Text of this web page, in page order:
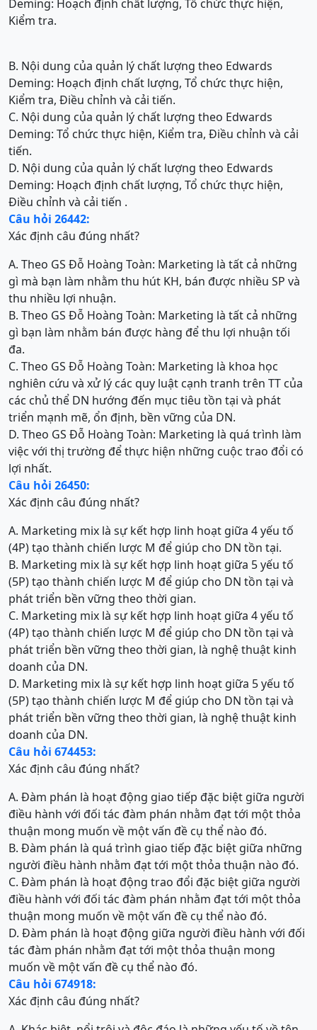
Deming: Hoạch định chất lượng, Tổ chức thực hiện,
Kiểm tra.
B. Nội dung của quản lý chất lượng theo Edwards
Deming: Hoạch định chất lượng, Tổ chức thực hiện,
Kiểm tra, Điều chỉnh và cải tiến.
C. Nội dung của quản lý chất lượng theo Edwards
Deming: Tổ chức thực hiện, Kiểm tra, Điều chỉnh và cải
tiến.
D. Nội dung của quản lý chất lượng theo Edwards
Deming: Hoạch định chất lượng, Tổ chức thực hiện,
Điều chỉnh và cải tiến .
Câu hỏi 26442:
Xác định câu đúng nhất?
A. Theo GS Đỗ Hoàng Toàn: Marketing là tất cả những
gì mà bạn làm nhằm thu hút KH, bán được nhiều SP và
thu nhiều lợi nhuận.
B. Theo GS Đỗ Hoàng Toàn: Marketing là tất cả những
gì bạn làm nhằm bán được hàng để thu lợi nhuận tối
đa.
C. Theo GS Đỗ Hoàng Toàn: Marketing là khoa học
nghiên cứu và xử lý các quy luật cạnh tranh trên TT của
các chủ thể DN hướng đến mục tiêu tồn tại và phát
triển mạnh mẽ, ổn định, bền vững của DN.
D. Theo GS Đỗ Hoàng Toàn: Marketing là quá trình làm
việc với thị trường để thực hiện những cuộc trao đổi có
lợi nhất.
Câu hỏi 26450:
Xác định câu đúng nhất?
A. Marketing mix là sự kết hợp linh hoạt giữa 4 yếu tố
(4P) tạo thành chiến lược M để giúp cho DN tồn tại.
B. Marketing mix là sự kết hợp linh hoạt giữa 5 yếu tố
(5P) tạo thành chiến lược M để giúp cho DN tồn tại và
phát triển bền vững theo thời gian.
C. Marketing mix là sự kết hợp linh hoạt giữa 4 yếu tố
(4P) tạo thành chiến lược M để giúp cho DN tồn tại và
phát triển bền vững theo thời gian, là nghệ thuật kinh
doanh của DN.
D. Marketing mix là sự kết hợp linh hoạt giữa 5 yếu tố
(5P) tạo thành chiến lược M để giúp cho DN tồn tại và
phát triển bền vững theo thời gian, là nghệ thuật kinh
doanh của DN.
Câu hỏi 674453:
Xác định câu đúng nhất?
A. Đàm phán là hoạt động giao tiếp đặc biệt giữa người
điều hành với đối tác đàm phán nhằm đạt tới một thỏa
thuận mong muốn về một vấn đề cụ thể nào đó.
B. Đàm phán là quá trình giao tiếp đặc biệt giữa những
người điều hành nhằm đạt tới một thỏa thuận nào đó.
C. Đàm phán là hoạt động trao đổi đặc biệt giữa người
điều hành với đối tác đàm phán nhằm đạt tới một thỏa
thuận mong muốn về một vấn đề cụ thể nào đó.
D. Đàm phán là hoạt động giữa người điều hành với đối
tác đàm phán nhằm đạt tới một thỏa thuận mong
muốn về một vấn đề cụ thể nào đó.
Câu hỏi 674918:
Xác định câu đúng nhất?